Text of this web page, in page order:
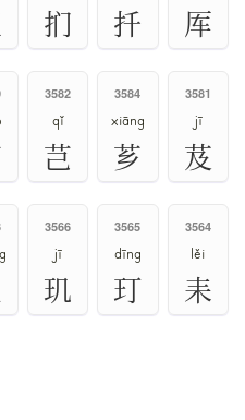
扪 扦 厍
3582
qǐ
芑
3584
xiāng
芗
3581
jī
芨
3566
jī
玑
3565
dīng
玎
3564
lěi
耒